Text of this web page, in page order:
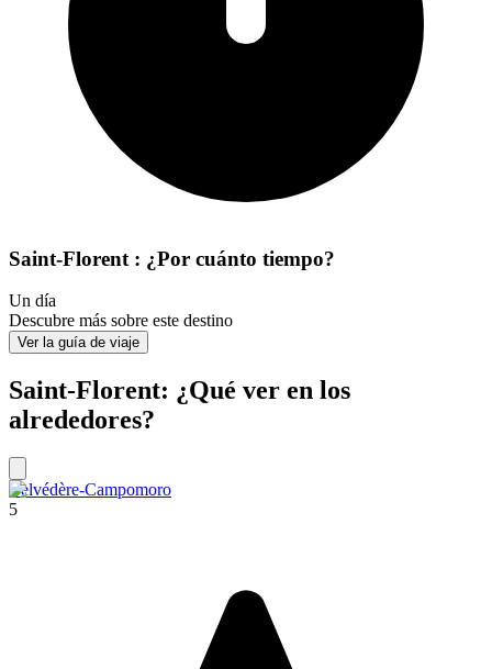
Saint-Florent : ¿Por cuánto tiempo?
Un día
Descubre más sobre este destino
Ver la guía de viaje
Saint-Florent: ¿Qué ver en los
alrededores?
Belvédère-Campomoro
5